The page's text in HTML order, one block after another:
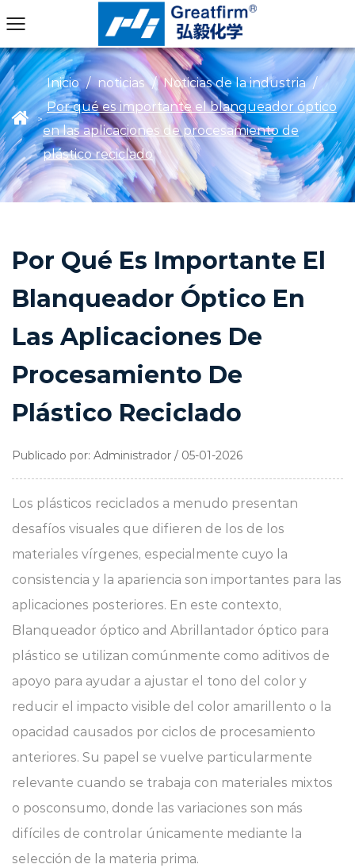
>
Inicio / noticias / Noticias de la industria /
Por qué es importante el blanqueador óptico
en las aplicaciones de procesamiento de
plástico reciclado
Por Qué Es Importante El
Blanqueador Óptico En
Las Aplicaciones De
Procesamiento De
Plástico Reciclado
Publicado por: Administrador / 05-01-2026
Los plásticos reciclados a menudo presentan
desafíos visuales que difieren de los de los
materiales vírgenes, especialmente cuyo la
consistencia y la apariencia son importantes para las
aplicaciones posteriores. En este contexto,
Blanqueador óptico and Abrillantador óptico para
plástico se utilizan comúnmente como aditivos de
apoyo para ayudar a ajustar el tono del color y
reducir el impacto visible del color amarillento o la
opacidad causados por ciclos de procesamiento
anteriores. Su papel se vuelve particularmente
relevante cuando se trabaja con materiales mixtos
o posconsumo, donde las variaciones son más
difíciles de controlar únicamente mediante la
selección de la materia prima.